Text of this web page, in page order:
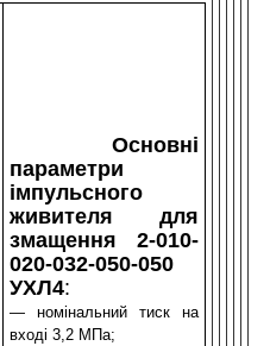
Основні
параметри
імпульсного
живителя для
змащення 2-010-
020-032-050-050
УХЛ4:
— номінальний тиск на
вході 3,2 МПа;